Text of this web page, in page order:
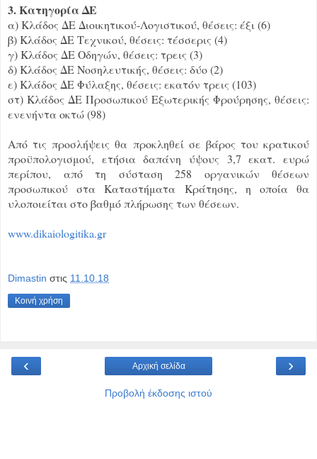
3. Κατηγορία ΔΕ
α) Κλάδος ΔΕ Διοικητικού-Λογιστικού, θέσεις: έξι (6)
β) Κλάδος ΔΕ Τεχνικού, θέσεις: τέσσερις (4)
γ) Κλάδος ΔΕ Οδηγών, θέσεις: τρεις (3)
δ) Κλάδος ΔΕ Νοσηλευτικής, θέσεις: δύο (2)
ε) Κλάδος ΔΕ Φύλαξης, θέσεις: εκατόν τρεις (103)
στ) Κλάδος ΔΕ Προσωπικού Εξωτερικής Φρούρησης, θέσεις:
ενενήντα οκτώ (98)
Από τις προσλήψεις θα προκληθεί σε βάρος του κρατικού
προϋπολογισμού, ετήσια δαπάνη ύψους 3,7 εκατ. ευρώ
περίπου, από τη σύσταση 258 οργανικών θέσεων
προσωπικού στα Καταστήματα Κράτησης, η οποία θα
υλοποιείται στο βαθμό πλήρωσης των θέσεων.
www.dikaiologitika.gr
Dimastin στις 11.10.18
Κοινή χρήση
‹ ›
Αρχική σελίδα
Προβολή έκδοσης ιστού